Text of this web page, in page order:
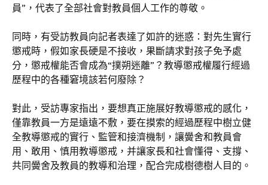
員”，代表了全部社會對教員個人工作的尊敬。
同時，有受訪教員向記者表達了如許的迷惑：對先生實行
懲戒時，假如家長硬是不接收，果斷請求對孩子免予處
分，懲戒權能否會成為“撲朔迷離”？教導懲戒權履行經過
歷程中的各種窘境該若何廢除？
對此，受訪專家指出，要想真正施展好教導懲戒的感化，
僅靠教員一方是遠遠不敷，要在摸索的經過歷程中樹立健
全教導懲戒的實行、監管和接濟機制，讓黌舍和教員會
用、敢用、慎用教導懲戒，并讓家長和社會懂得、支撐、
共同黌舍及教員的教導和治理，配合完成樹德樹人目的。